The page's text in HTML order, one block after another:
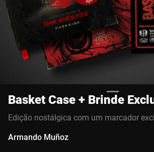
Basket Case + Brinde
Edição nostálgica com um marcador
Armando Muñoz